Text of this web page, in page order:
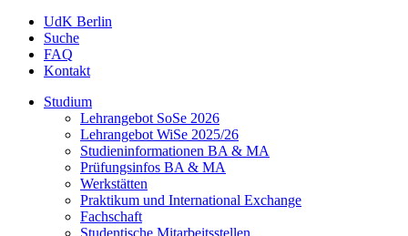
UdK Berlin
Suche
FAQ
Kontakt
Studium
Lehrangebot SoSe 2026
Lehrangebot WiSe 2025/26
Studieninformationen ­BA & MA
Prüfungsinfos BA & MA
Werkstätten
Praktikum und International Exchange
Fachschaft
Studentische Mitarbeitsstellen